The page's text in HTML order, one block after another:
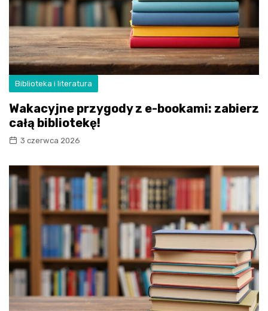
Biblioteka i literatura
Wakacyjne przygody z e-bookami: zabierz
całą bibliotekę!
3 czerwca 2026